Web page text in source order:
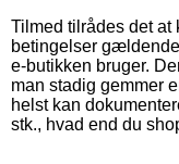
Tilmed tilrådes det at
betingelser
e-butikken bruger.
man stadig gemmer
helst kan
stk., hvad end du